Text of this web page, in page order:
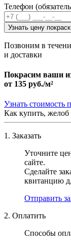
Телефон
Узнать цену
Позвоним в
и доставки
Покрасим ваши
от 135 руб./м²
Узнать стоимость
Как купить,
1. Заказать
Уточните
сайте.
Сделайте
квитанцию
Отправить
2. Оплатить
Способы